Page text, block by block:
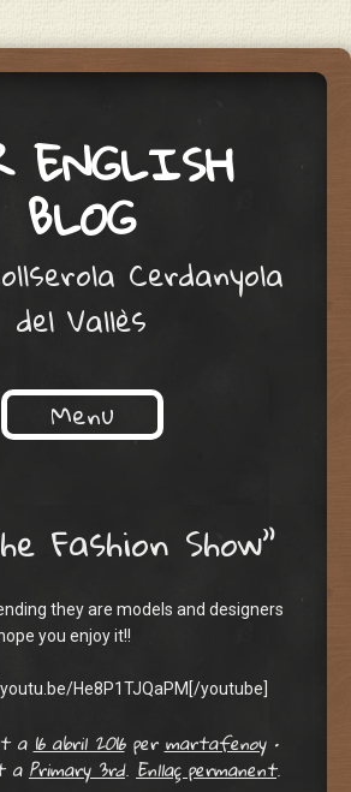
ENGLISH
BLOG
Cerdanyola
del Vallès
Menu
Fashion Show”
they are models and designers
you enjoy it!!
He8P1TJQaPM[/youtube]
a16 abril 2016permartafenoy •
aPrimary 3rd. Enllaç permanent.